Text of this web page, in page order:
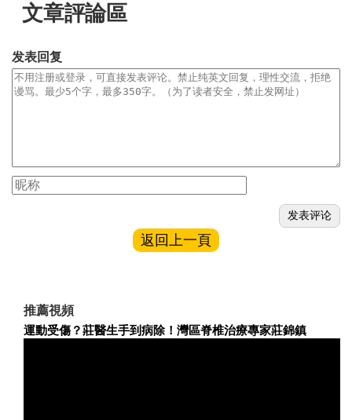
文章評論區
发表回复
返回上一頁
推薦視頻
運動受傷？莊醫生手到病除！灣區脊椎治療專家莊錦鎮